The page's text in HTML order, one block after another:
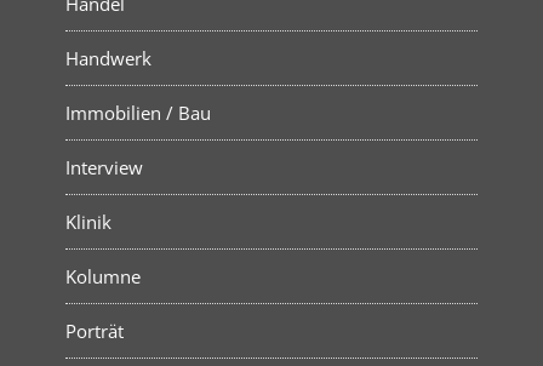
Handwerk
Immobilien / Bau
Interview
Klinik
Kolumne
Porträt